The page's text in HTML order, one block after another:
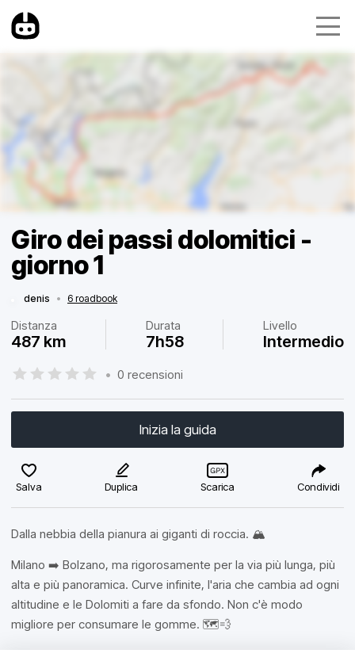
Giro dei passi dolomitici -
giorno 1
denis • 6 roadbook
Distanza
487 km
Durata
7h58
Livello
Intermedio
• 0 recensioni
Inizia la guida
Salva Duplica Scarica Condividi
​Dalla nebbia della pianura ai giganti di roccia. 🏔️
Milano ➡️ Bolzano, ma rigorosamente per la via più lunga, più
alta e più panoramica. Curve infinite, l'aria che cambia ad ogni
altitudine e le Dolomiti a fare da sfondo. Non c'è modo
migliore per consumare le gomme. 🗺️💨